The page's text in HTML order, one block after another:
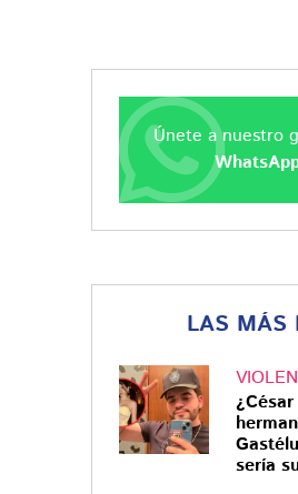
Únete a nuestro
LAS MÁS
sería